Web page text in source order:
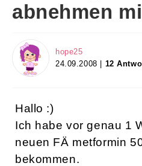
abnehmen
hope25
24.09.2008 | 12
Hallo :)
Ich habe vor genau 1
neuen FÄ metformin
bekommen.